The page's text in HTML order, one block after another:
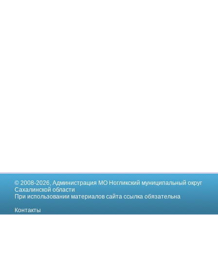
© 2008-2026,Администрация МО Ногликский муниципальный округ
Сахалинской области
При использовании материалов сайта ссылка обязательна
Контакты